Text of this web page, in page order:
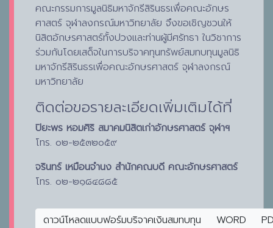
คณะกรรมการมูลนิธิมหาจักรีสิรินธรเพื่อคณะอักษร
ศาสตร์ จุฬาลงกรณ์มหาวิทยาลัย จึงขอเชิญชวนให้
นิสิตอักษรศาสตร์ทั้งปวงและท่านผู้มีศรัทธา ในวิชาการ
ร่วมกันโดยเสด็จในการบริจาคทุนทรัพย์สมทบทุนมูลนิธิ
มหาจักรีสิรินธรเพื่อคณะอักษรศาสตร์ จุฬาลงกรณ์
มหาวิทยาลัย
ติดต่อขอรายละเอียดเพิ่มเติมได้ที่
ปิยะพร หอมศิริ สมาคมนิสิตเก่าอักษรศาสตร์ จุฬาฯ
โทร. ๐๒-๒๕๓๒๐๕๙
จรินทร์ เหมือนจำนง สำนักคณบดี คณะอักษรศาสตร์
โทร. ๐๒-๒๑๘๔๘๘๕
ดาวน์โหลดแบบฟอร์มบริจาคเงินสมทบทุน WORD